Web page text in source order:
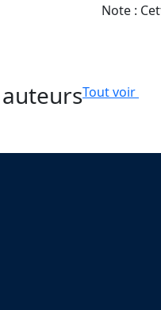
Note :
Tout voir